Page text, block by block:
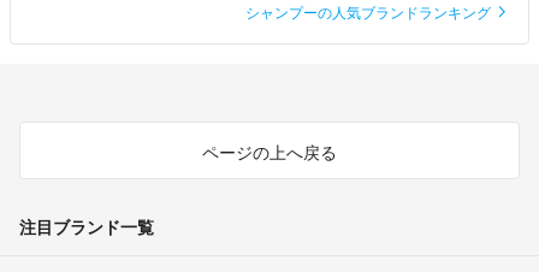
シャンプーの人気ブランドランキング
ページの上へ戻る
注目ブランド一覧